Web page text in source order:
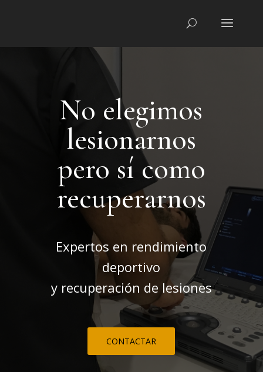
No elegimos
lesionarnos
pero sí como
recuperarnos
Expertos en rendimiento
deportivo
y recuperación de lesiones
CONTACTAR